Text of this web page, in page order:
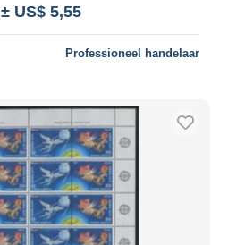
± US$ 5,55
Professioneel handelaar